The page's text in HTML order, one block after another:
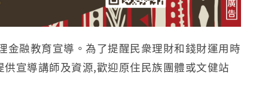
融教育宣導。為了提醒民衆理財和錢財運用時
宣導講師及資源,歡迎原住民族團體或文健站